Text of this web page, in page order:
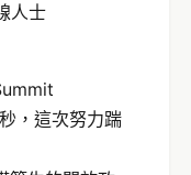
人士
，這次努力踹